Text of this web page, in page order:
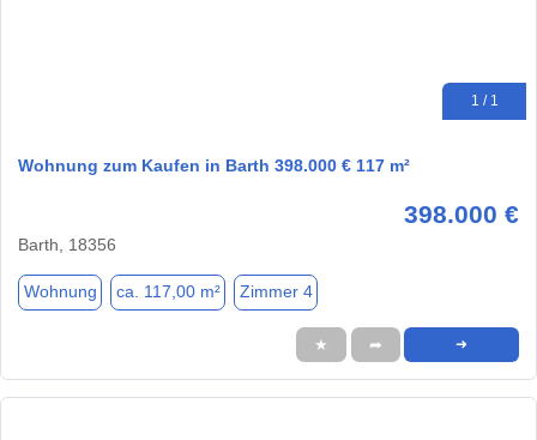
1 / 1
Wohnung zum Kaufen in Barth 398.000 € 117 m²
398.000 €
Barth, 18356
Wohnung ca. 117,00 m² Zimmer 4
★ ➦ ➜